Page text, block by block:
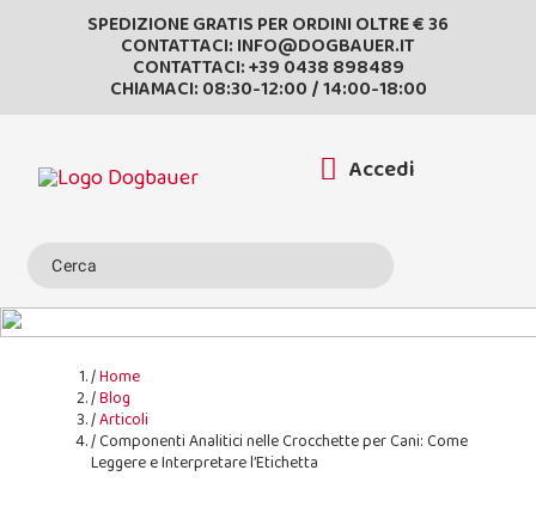
SPEDIZIONE GRATIS PER ORDINI OLTRE € 36
CONTATTACI: INFO@DOGBAUER.IT
CONTATTACI:+39 0438 898489
CHIAMACI: 08:30-12:00 / 14:00-18:00
Accedi
Home
Blog
Articoli
Componenti Analitici nelle Crocchette per Cani: Come
Leggere e Interpretare l’Etichetta